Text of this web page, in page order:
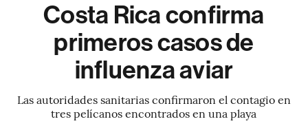
Costa Rica confirma
primeros casos de
influenza aviar
Las autoridades sanitarias confirmaron el contagio en
tres pelícanos encontrados en una playa